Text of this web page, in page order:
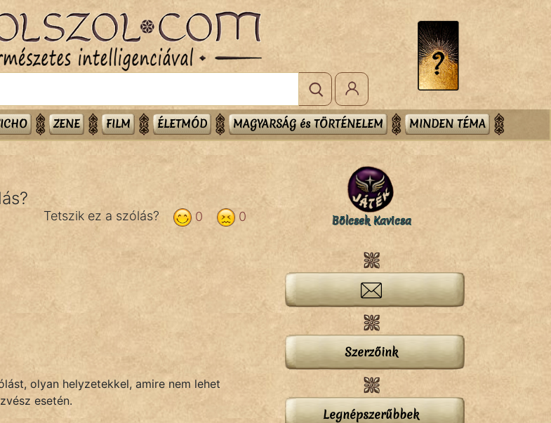
ZENE FILM ÉLETMÓD MAGYARSÁG és TÖRTÉNELEM MINDEN TÉMA
0
0
Tetszik ez a szólás?
olyan helyzetekkel, amire nem lehet
esetén.
Bölcsek Kavicsa
Szerzőink
Legnépszerűbbek